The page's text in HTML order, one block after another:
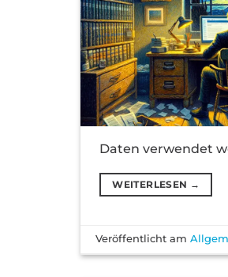
Daten verwendet
WEITERLESEN →
Veröffentlicht am